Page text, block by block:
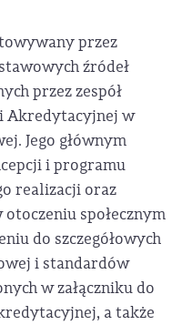
przez
źródeł
przez zespół
Akredytacyjnej w
Jego głównym
i programu
realizacji oraz
społecznym
do szczegółowych
i standardów
w załączniku do
a także